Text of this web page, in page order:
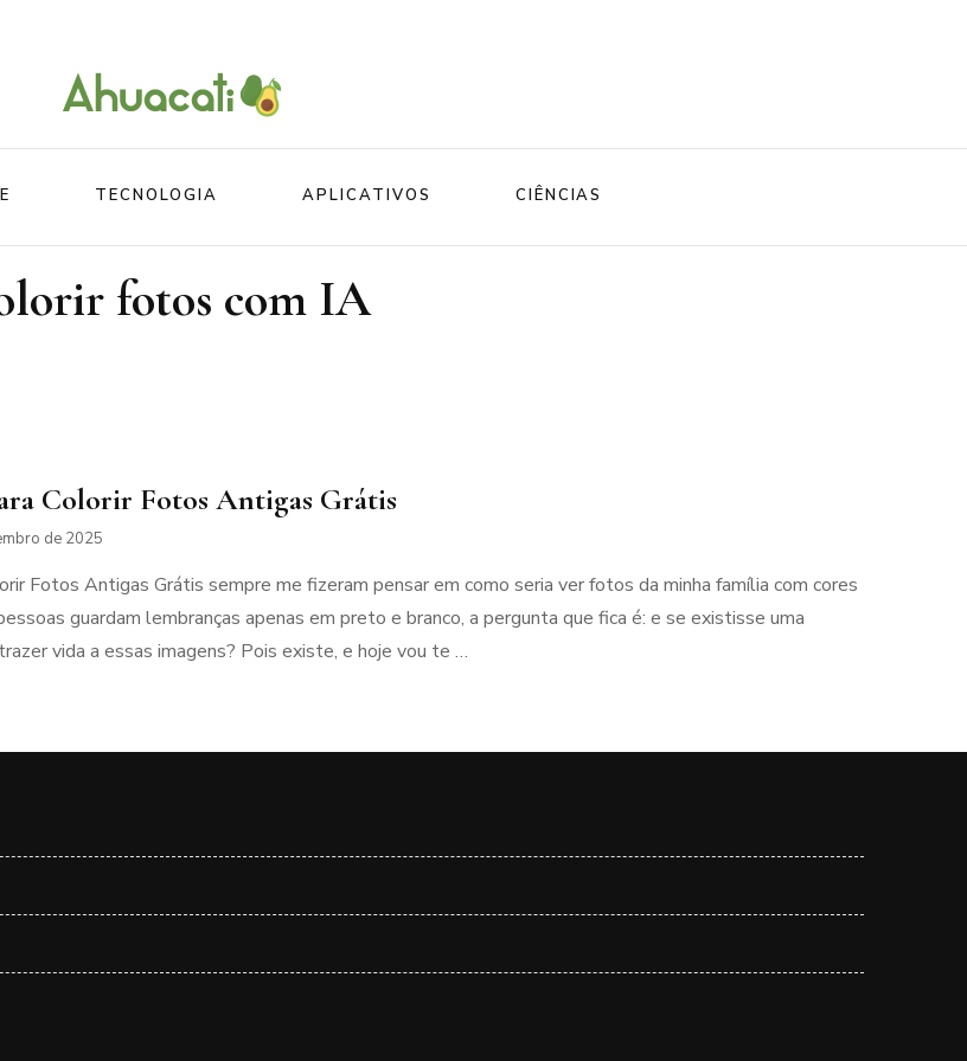
da Internet em um só lugar
TECNOLOGIA APLICATIVOS
Beleza
CIÊNCIAS
fotos com IA
Colorir Fotos Antigas Grátis
de 2025
Fotos Antigas Grátis sempre me fizeram pensar em como seria ver fotos da minha família com cores
guardam lembranças apenas em preto e branco, a pergunta que fica é: e se existisse uma
vida a essas imagens? Pois existe, e hoje vou te …